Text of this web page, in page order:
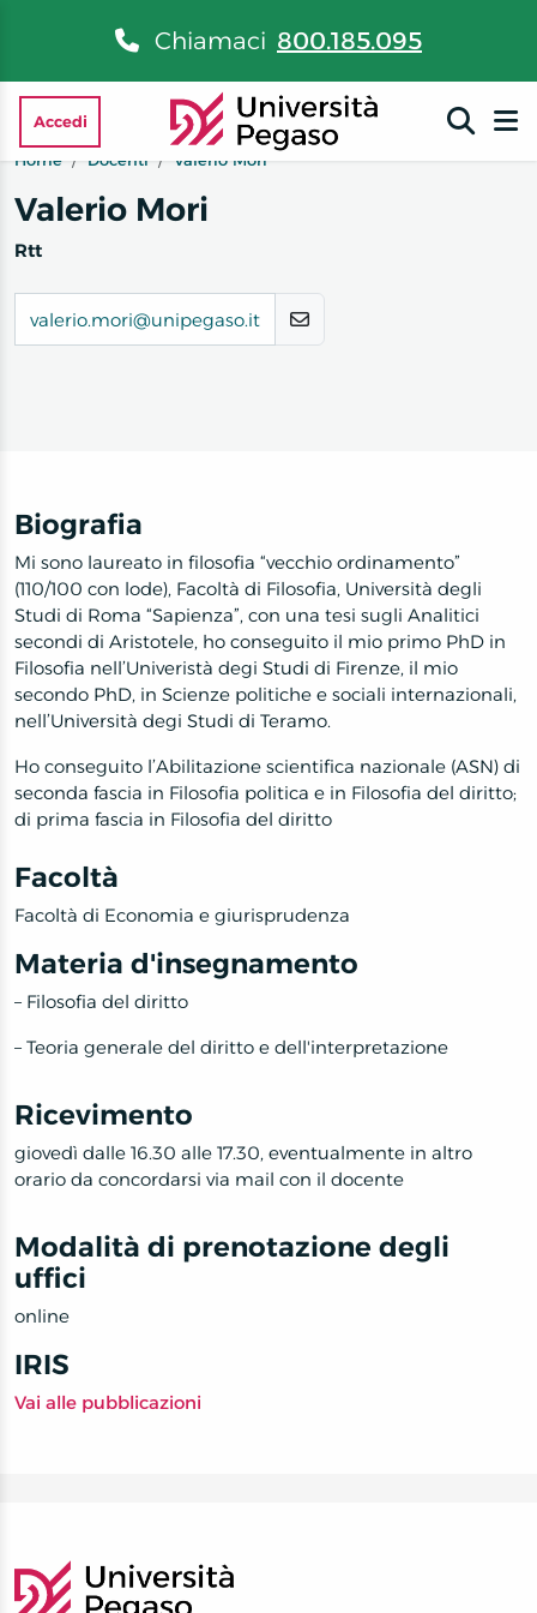
Chiamaci 800.185.095
Accedi
Home
Docenti Valerio Mori
Valerio Mori
Rtt
valerio.mori@unipegaso.it
Biografia
Mi sono laureato in filosofia “vecchio ordinamento”
(110/100 con lode), Facoltà di Filosofia, Università degli
Studi di Roma “Sapienza”, con una tesi sugli Analitici
secondi di Aristotele, ho conseguito il mio primo PhD in
Filosofia nell’Univeristà degi Studi di Firenze, il mio
secondo PhD, in Scienze politiche e sociali internazionali,
nell’Università degi Studi di Teramo.
Ho conseguito l’Abilitazione scientifica nazionale (ASN) di
seconda fascia in Filosofia politica e in Filosofia del diritto;
di prima fascia in Filosofia del diritto
Facoltà
Facoltà di Economia e giurisprudenza
Materia d'insegnamento
– Filosofia del diritto
– Teoria generale del diritto e dell'interpretazione
Ricevimento
giovedì dalle 16.30 alle 17.30, eventualmente in altro
orario da concordarsi via mail con il docente
Modalità di prenotazione degli
uffici
online
IRIS
Vai alle pubblicazioni